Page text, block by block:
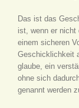
Das ist das
ist, wenn er
einem sicheren
Geschicklichkeit
glaube, ein
ohne sich
genannt werden